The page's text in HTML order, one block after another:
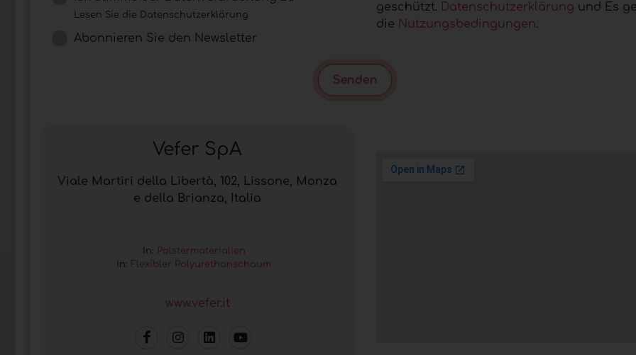
Lesen Sie die Datenschutzerklärung
Abonnieren Sie den Newsletter
geschützt. Datenschutzerklärung und Es
die Nutzungsbedingungen.
Senden
Vefer SpA
Viale Martiri della Libertà, 102, Lissone, Monza
e della Brianza, Italia
In: Polstermaterialien
In: Flexibler Polyurethanschaum
www.vefer.it